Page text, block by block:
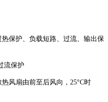
保护、负载短路、过流、输出保
保护
风扇由前至后风向，25°C时